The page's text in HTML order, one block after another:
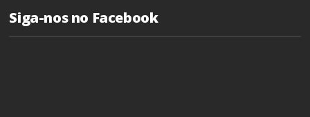
Siga-nos no Facebook